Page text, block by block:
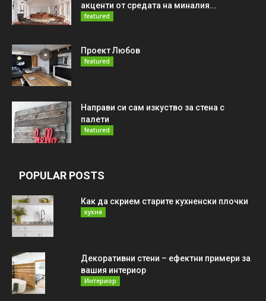
акценти от средата на миналия...
featured
Проект Любов
featured
Направи си сам изкуство за стена с
палети
featured
POPULAR POSTS
Как да скрием старите кухненски плочки
кухня
Декоративни стени – ефектни примери за
вашия интериор
Интериор